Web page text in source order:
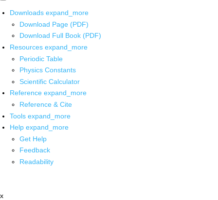
Downloads expand_more
Download Page (PDF)
Download Full Book (PDF)
Resources expand_more
Periodic Table
Physics Constants
Scientific Calculator
Reference expand_more
Reference & Cite
Tools expand_more
Help expand_more
Get Help
Feedback
Readability
x